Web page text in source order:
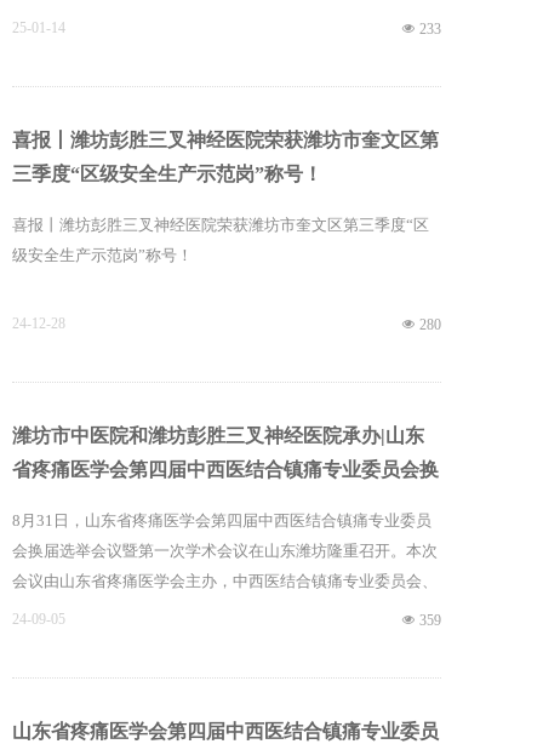
学会中西医结合镇痛专委会第一副主委，北京彭胜国际/北方
넶 233
25-01-14
喜报丨潍坊彭胜三叉神经医院荣获潍坊市奎文区第
三季度“区级安全生产示范岗”称号！
喜报丨潍坊彭胜三叉神经医院荣获潍坊市奎文区第三季度“区
级安全生产示范岗”称号！
넶 280
24-12-28
潍坊市中医院和潍坊彭胜三叉神经医院承办|山东
省疼痛医学会第四届中西医结合镇痛专业委员会换
8月31日，山东省疼痛医学会第四届中西医结合镇痛专业委员
会换届选举会议暨第一次学术会议在山东潍坊隆重召开。本次
会议由山东省疼痛医学会主办，中西医结合镇痛专业委员会、
潍坊市中医院、潍坊彭胜三叉神经医院承办，吸引了业界内外
刚，北京天坛医院医学博士任浩，潍坊市中医院疼痛科主任宋
넶 359
24-09-05
山东省疼痛医学会第四届中西医结合镇痛专业委员